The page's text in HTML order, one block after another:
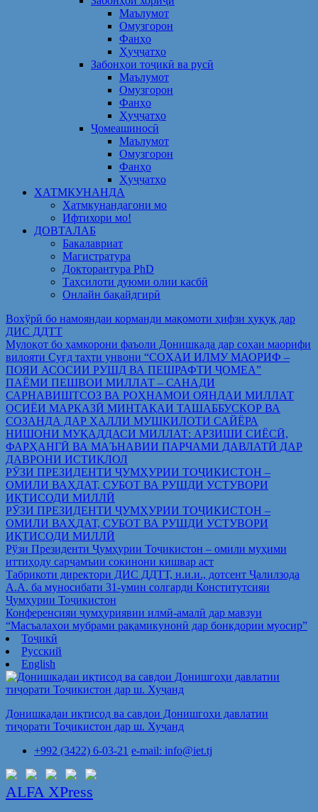
Маълумот
Омузгорон
Фанҳо
Ҳуҷҷатҳо
Забонҳои тоҷикӣ ва русӣ
Маълумот
Омузгорон
Фанҳо
Ҳуҷҷатҳо
Ҷомеашиносӣ
Маълумот
Омузгорон
Фанҳо
Ҳуҷҷатҳо
ХАТМКУНАНДА
Хатмкунандагони мо
Ифтихори мо!
ДОВТАЛАБ
Бакалавриат
Магистратура
Докторантура PhD
Таҳсилоти дуюми олии касбӣ
Онлайн бақайдгирӣ
Вохўрӣ бо намояндаи корманди мақомоти ҳифзи ҳуқуқ дар
ДИС ДДТТ
Мулоқот бо ҳамкорони фаъоли Донишкада дар соҳаи маорифи
вилояти Суғд таҳти унвони “СОҲАИ ИЛМУ МАОРИФ –
ПОЯИ АСОСИИ РУШД ВА ПЕШРАФТИ ҶОМЕА”
ПАЁМИ ПЕШВОИ МИЛЛАТ – САНАДИ
САРНАВИШТСОЗ ВА РОҲНАМОИ ОЯНДАИ МИЛЛАТ
ОСИЁИ МАРКАЗӢ МИНТАҚАИ ТАШАББУСКОР ВА
СОЗАНДА ДАР ҲАЛЛИ МУШКИЛОТИ САЙЁРА
НИШОНИ МУҚАДДАСИ МИЛЛАТ: АРЗИШИ СИЁСӢ,
ФАРҲАНГӢ ВА МАЪНАВИИ ПАРЧАМИ ДАВЛАТӢ ДАР
ДАВРОНИ ИСТИҚЛОЛ
РӮЗИ ПРЕЗИДЕНТИ ҶУМҲУРИИ ТОҶИКИСТОН –
ОМИЛИ ВАҲДАТ, СУБОТ ВА РУШДИ УСТУВОРИ
ИҚТИСОДИ МИЛЛӢ
РӮЗИ ПРЕЗИДЕНТИ ҶУМҲУРИИ ТОҶИКИСТОН –
ОМИЛИ ВАҲДАТ, СУБОТ ВА РУШДИ УСТУВОРИ
ИҚТИСОДИ МИЛЛӢ
Рўзи Президенти Ҷумҳурии Тоҷикистон – омили муҳими
иттиҳоду сарҷамъии сокинони кишвар аст
Табрикоти директори ДИС ДДТТ, н.и.и., дотсент Ҷалилзода
А.А. ба муносибати 31-умин солгарди Конститутсияи
Ҷумҳурии Тоҷикистон
Конференсияи ҷумҳуриявии илмӣ-амалӣ дар мавзуи
“Масъалаҳои мубрами рақамикунонӣ дар бонкдории муосир”
Тоҷикӣ
Русский
English
Донишкадаи иқтисод ва савдои Донишгоҳи давлатии
тиҷорати Тоҷикистон дар ш. Хуҷанд
+992 (3422) 6-03-21 e-mail: info@iet.tj
ALFA XPress